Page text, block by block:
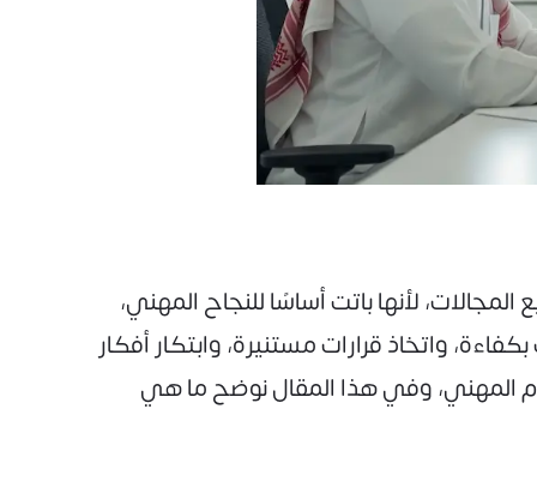
لأنها باتت أساسًا للنجاح المهني،
واتخاذ قرارات مستنيرة، وابتكار أفكار
المهني، وفي هذا المقال نوضح ما هي